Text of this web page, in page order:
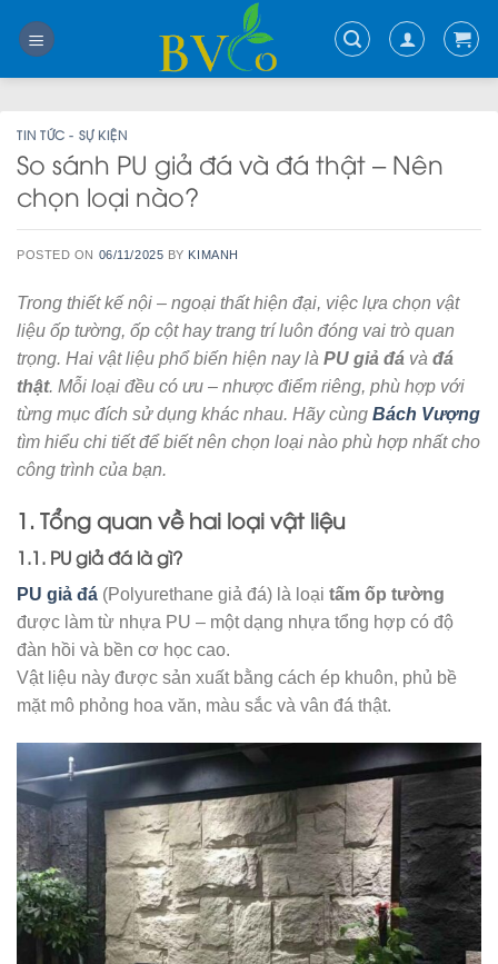
TIN TỨC - SỰ KIỆN
So sánh PU giả đá và đá thật – Nên
chọn loại nào?
POSTED ON 06/11/2025 BY KIMANH
Trong thiết kế nội – ngoại thất hiện đại, việc lựa chọn vật
liệu ốp tường, ốp cột hay trang trí luôn đóng vai trò quan
trọng. Hai vật liệu phổ biến hiện nay là PU giả đá và đá
thật. Mỗi loại đều có ưu – nhược điểm riêng, phù hợp với
từng mục đích sử dụng khác nhau. Hãy cùng Bách Vượng
tìm hiểu chi tiết để biết nên chọn loại nào phù hợp nhất cho
công trình của bạn.
1. Tổng quan về hai loại vật liệu
1.1. PU giả đá là gì?
PU giả đá (Polyurethane giả đá) là loại tấm ốp tường
được làm từ nhựa PU – một dạng nhựa tổng hợp có độ
đàn hồi và bền cơ học cao.
Vật liệu này được sản xuất bằng cách ép khuôn, phủ bề
mặt mô phỏng hoa văn, màu sắc và vân đá thật.